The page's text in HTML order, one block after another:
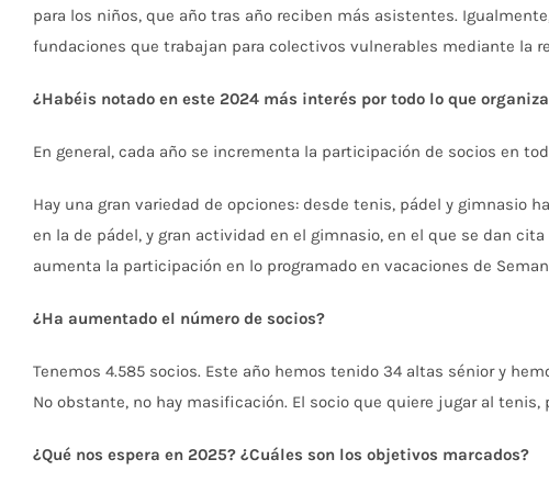
para los niños, que año tras año reciben más asistentes.
fundaciones que trabajan para colectivos vulnerables mediante la
¿Habéis notado en este 2024 más interés por todo lo que
En general, cada año se incrementa la participación de socios en
Hay una gran variedad de opciones: desde tenis, pádel y
en la de pádel, y gran actividad en el gimnasio, en el que se dan
aumenta la participación en lo programado en vacaciones de
¿Ha aumentado el número de socios?
Tenemos 4.585 socios. Este año hemos tenido 34 altas sénior y
No obstante, no hay masificación. El socio que quiere jugar al tenis,
¿Qué nos espera en 2025? ¿Cuáles son los objetivos marcados?